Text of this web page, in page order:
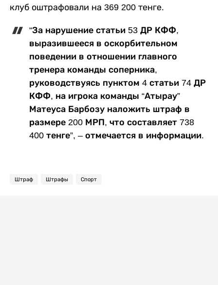
клуб оштрафовали на 369 200 тенге.
“За нарушение статьи 53 ДР КФФ,
выразившееся в оскорбительном
поведении в отношении главного
тренера команды соперника,
руководствуясь пунктом 4 статьи 74 ДР
КФФ, на игрока команды “Атырау”
Матеуса Барбозу наложить штраф в
размере 200 МРП, что составляет 738
400 тенге”, – отмечается в информации.
Штраф Штрафы Спорт